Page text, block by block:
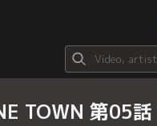
TOWN 第05話